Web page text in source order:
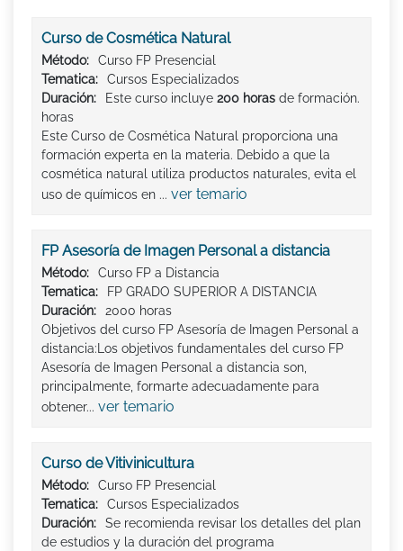
Curso de Cosmética Natural
Método:
Curso FP Presencial
Tematica:
Cursos Especializados
Duración:
Este curso incluye 200 horas de formación.
horas
Este Curso de Cosmética Natural proporciona una
formación experta en la materia. Debido a que la
cosmética natural utiliza productos naturales, evita el
uso de químicos en ... ver temario
FP Asesoría de Imagen Personal a distancia
Método:
Curso FP a Distancia
Tematica:
FP GRADO SUPERIOR A DISTANCIA
Duración:
2000 horas
Objetivos del curso FP Asesoría de Imagen Personal a
distancia:Los objetivos fundamentales del curso FP
Asesoría de Imagen Personal a distancia son,
principalmente, formarte adecuadamente para
obtener... ver temario
Curso de Vitivinicultura
Método:
Curso FP Presencial
Tematica:
Cursos Especializados
Duración:
Se recomienda revisar los detalles del plan
de estudios y la duración del programa